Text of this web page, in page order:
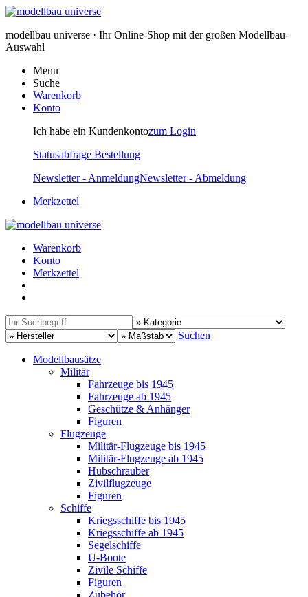
modellbau universe · Ihr Online-Shop mit der großen Modellbau-
Auswahl
Menu
Suche
Warenkorb
Konto
Ich habe ein Kundenkontozum Login
Statusabfrage Bestellung
Newsletter - AnmeldungNewsletter - Abmeldung
Merkzettel
Warenkorb
Konto
Merkzettel
Suchen
Modellbausätze
Militär
Fahrzeuge bis 1945
Fahrzeuge ab 1945
Geschütze & Anhänger
Figuren
Flugzeuge
Militär-Flugzeuge bis 1945
Militär-Flugzeuge ab 1945
Hubschrauber
Zivilflugzeuge
Figuren
Schiffe
Kriegsschiffe bis 1945
Kriegsschiffe ab 1945
Segelschiffe
U-Boote
Zivile Schiffe
Figuren
Zubehör